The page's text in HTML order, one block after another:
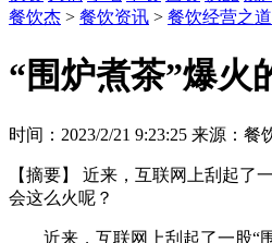
餐饮杰 > 餐饮资讯 > 餐饮经营之道
“围炉煮茶”爆火
时间：2023/2/21 9:23:25 来源：餐
【摘要】
近来，互联网上刮起了
会这么火呢？
近来，互联网上刮起了一股“